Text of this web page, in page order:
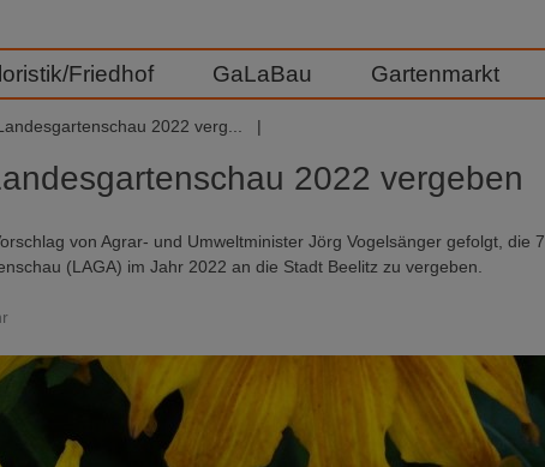
Friedhof GaLaBau Gartenmarkt
2022 verg...
2022 vergeben
von Agrar- und Umweltminister Jörg Vogelsänger gefolgt, die 7.
(LAGA) im Jahr 2022 an die Stadt Beelitz zu vergeben.